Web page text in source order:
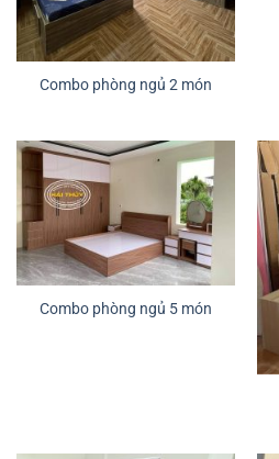
Combo phòng ngủ 2 món
Combo phòng ngủ 5 món